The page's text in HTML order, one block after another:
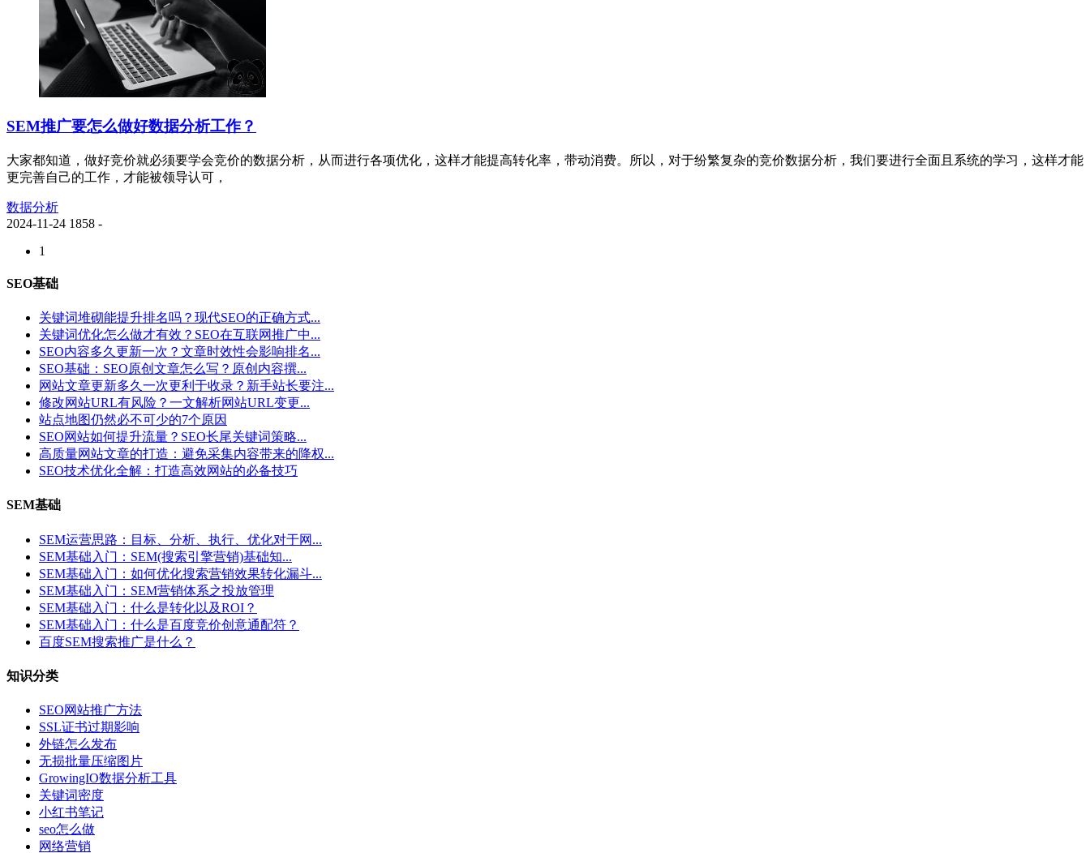
SEM推广要怎么做好数据分析工作？
大家都知道，做好竞价就必须要学会竞价的数据分析，从而进行各项优化，这样才能提高转化率，带动消费。所以，对于纷繁复杂的竞价数据分析，我们要进行全面且系统的学习，这样才能
更完善自己的工作，才能被领导认可，
数据分析
2024-11-24 1858 -
1
SEO基础
关键词堆砌能提升排名吗？现代SEO的正确方式...
关键词优化怎么做才有效？SEO在互联网推广中...
SEO内容多久更新一次？文章时效性会影响排名...
SEO基础：SEO原创文章怎么写？原创内容撰...
网站文章更新多久一次更利于收录？新手站长要注...
修改网站URL有风险？一文解析网站URL变更...
站点地图仍然必不可少的7个原因
SEO网站如何提升流量？SEO长尾关键词策略...
高质量网站文章的打造：避免采集内容带来的降权...
SEO技术优化全解：打造高效网站的必备技巧
SEM基础
SEM运营思路：目标、分析、执行、优化对于网...
SEM基础入门：SEM(搜索引擎营销)基础知...
SEM基础入门：如何优化搜索营销效果转化漏斗...
SEM基础入门：SEM营销体系之投放管理
SEM基础入门：什么是转化以及ROI？
SEM基础入门：什么是百度竞价创意通配符？
百度SEM搜索推广是什么？
知识分类
SEO网站推广方法
SSL证书过期影响
外链怎么发布
无损批量压缩图片
GrowingIO数据分析工具
关键词密度
小红书笔记
seo怎么做
网络营销